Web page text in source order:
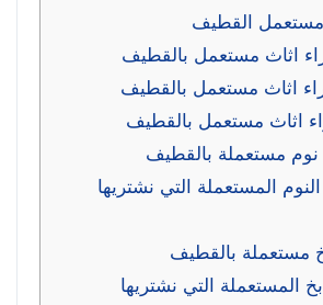
مستعمل القطيف
اثاث مستعمل بالقطيف
اثاث مستعمل بالقطيف
اثاث مستعمل بالقطيف
مستعملة بالقطيف
المستعملة التي نشتريها
مستعملة بالقطيف
المستعملة التي نشتريها